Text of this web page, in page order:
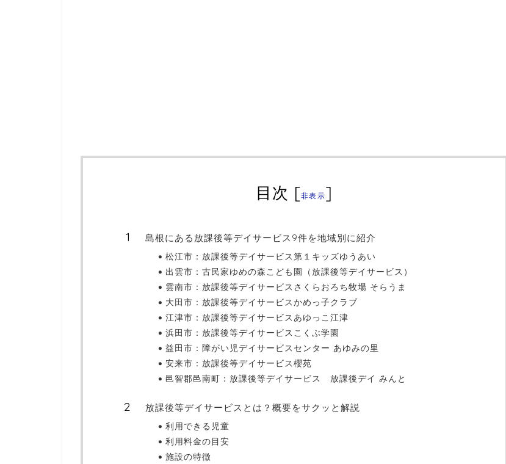
目次 [非表示]
島根にある放課後等デイサービス9件を地域別に紹介
松江市：放課後等デイサービス第１キッズゆうあい
出雲市：古民家ゆめの森こども園（放課後等デイサービス）
雲南市：放課後等デイサービスさくらおろち牧場 そらうま
大田市：放課後等デイサービスかめっ子クラブ
江津市：放課後等デイサービスあゆっこ江津
浜田市：放課後等デイサービスこくぶ学園
益田市：障がい児デイサービスセンター あゆみの里
安来市：放課後等デイサービス櫻苑
邑智郡邑南町：放課後等デイサービス 放課後デイ みんと
放課後等デイサービスとは？概要をサクッと解説
利用できる児童
利用料金の目安
施設の特徴